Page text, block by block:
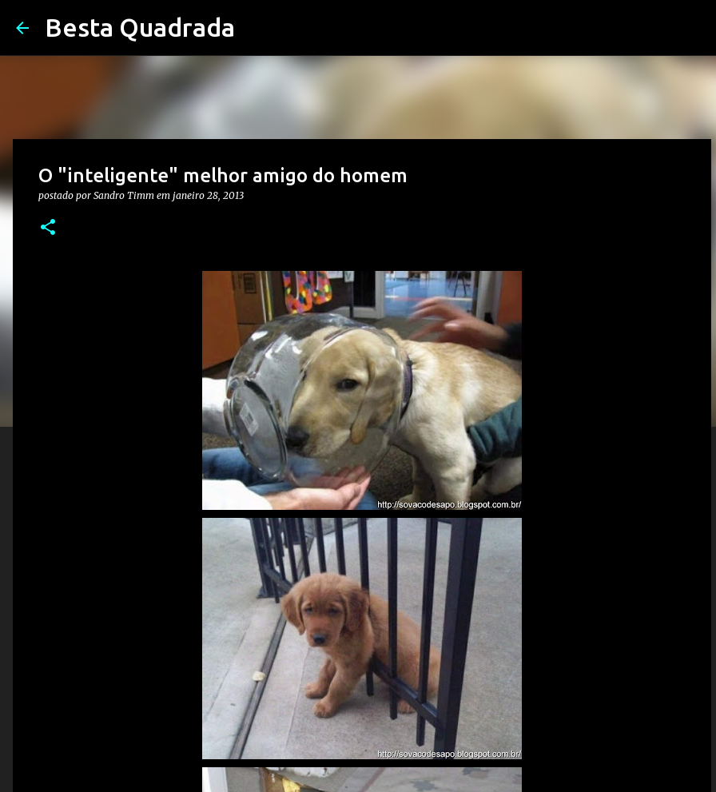
Besta Quadrada
O "inteligente" melhor amigo do homem
postado por Sandro Timm em janeiro 28, 2013